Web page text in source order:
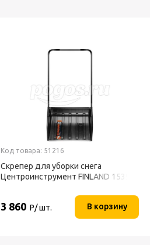
Код товара: 51216
Скрепер для уборки снега
Центроинструмент FINLAND 1539
3 860 Р/ шт. В корзину